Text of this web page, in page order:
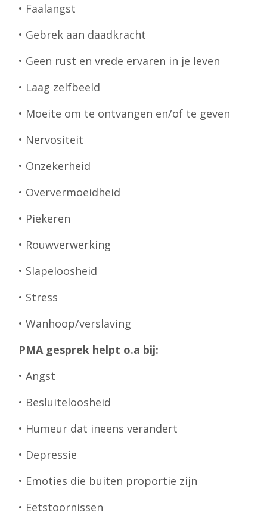
• Faalangst
• Gebrek aan daadkracht
• Geen rust en vrede ervaren in je leven
• Laag zelfbeeld
• Moeite om te ontvangen en/of te geven
• Nervositeit
• Onzekerheid
• Oververmoeidheid
• Piekeren
• Rouwverwerking
• Slapeloosheid
• Stress
• Wanhoop/verslaving
PMA gesprek helpt o.a bij:
• Angst
• Besluiteloosheid
• Humeur dat ineens verandert
• Depressie
• Emoties die buiten proportie zijn
• Eetstoornissen